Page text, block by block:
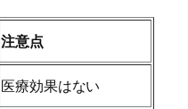
注意点
医療効果はない